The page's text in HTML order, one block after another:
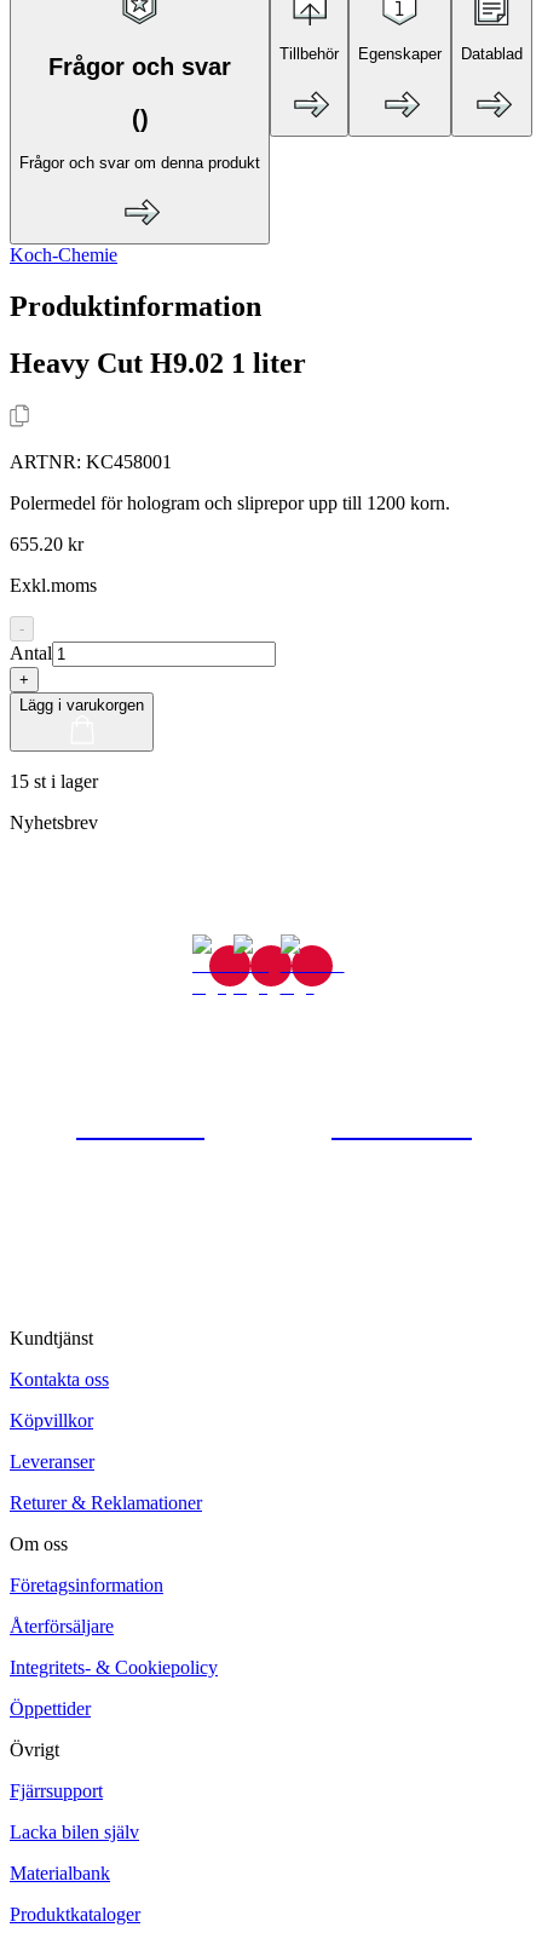
Frågor och svar
()
Frågor och svar om denna produkt
Tillbehör Egenskaper Datablad
Koch-Chemie
Produktinformation
Heavy Cut H9.02 1 liter
ARTNR: KC458001
Polermedel för hologram och sliprepor upp till 1200 korn.
655.20 kr
Exkl.moms
-
Antal
+
Lägg i varukorgen
15 st i lager
Nyhetsbrev
Kundtjänst
Kontakta oss
Köpvillkor
Leveranser
Returer & Reklamationer
Om oss
Företagsinformation
Återförsäljare
Integritets- & Cookiepolicy
Öppettider
Övrigt
Fjärrsupport
Lacka bilen själv
Materialbank
Produktkataloger